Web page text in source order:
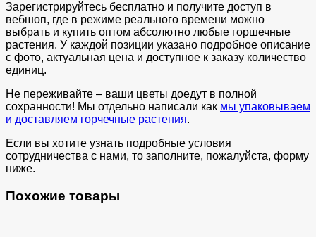
Зарегистрируйтесь бесплатно и получите доступ в
вебшоп, где в режиме реального времени можно
выбрать и купить оптом абсолютно любые горшечные
растения. У каждой позиции указано подробное описание
с фото, актуальная цена и доступное к заказу количество
единиц.
Не переживайте – ваши цветы доедут в полной
сохранности! Мы отдельно написали как мы упаковываем
и доставляем горчечные растения.
Если вы хотите узнать подробные условия
сотрудничества с нами, то заполните, пожалуйста, форму
ниже.
Похожие товары